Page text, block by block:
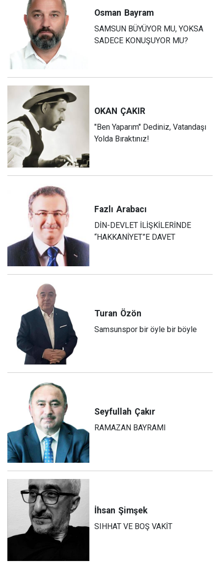
Osman Bayram
SAMSUN BÜYÜYOR MU, YOKSA
SADECE KONUŞUYOR MU?
OKAN ÇAKIR
"Ben Yaparım" Dediniz, Vatandaşı
Yolda Bıraktınız!
Fazlı Arabacı
DİN-DEVLET İLİŞKİLERİNDE
“HAKKANİYET”E DAVET
Turan Özön
Samsunspor bir öyle bir böyle
Seyfullah Çakır
RAMAZAN BAYRAMI
İhsan Şimşek
SIHHAT VE BOŞ VAKİT